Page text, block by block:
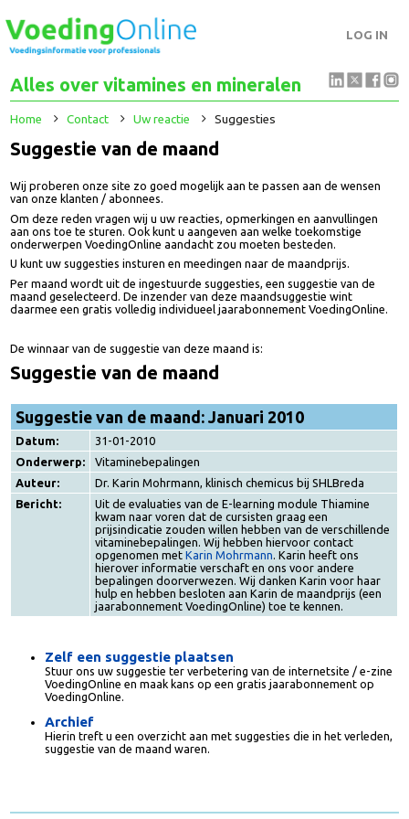
LOG IN
Alles over vitamines en mineralen
Home Contact Uw reactie Suggesties
Suggestie van de maand
Wij proberen onze site zo goed mogelijk aan te passen aan de wensen
van onze klanten / abonnees.
Om deze reden vragen wij u uw reacties, opmerkingen en aanvullingen
aan ons toe te sturen. Ook kunt u aangeven aan welke toekomstige
onderwerpen VoedingOnline aandacht zou moeten besteden.
U kunt uw suggesties insturen en meedingen naar de maandprijs.
Per maand wordt uit de ingestuurde suggesties, een suggestie van de
maand geselecteerd. De inzender van deze maandsuggestie wint
De winnaar van de suggestie van deze maand is:
Suggestie van de maand: Januari 2010
Datum: 31-01-2010
Onderwerp:
Vitaminebepalingen
Auteur:
Dr. Karin Mohrmann, klinisch chemicus bij SHLBreda
Uit de evaluaties van de E-learning module Thiamine
kwam naar voren dat de cursisten graag een
prijsindicatie zouden willen hebben van de
vitaminebepalingen. Wij hebben hiervoor contact
opgenomen metKarin Mohrmann. Karin heeft ons
hierover informatie verschaft en ons voor andere
bepalingen doorverwezen. Wij danken Karin voor haar
Zelf een suggestie plaatsen
Stuur ons uw suggestie ter verbetering van de internetsite / e-
VoedingOnline en maak kans op een gratis jaarabonnement op
VoedingOnline.
Archief